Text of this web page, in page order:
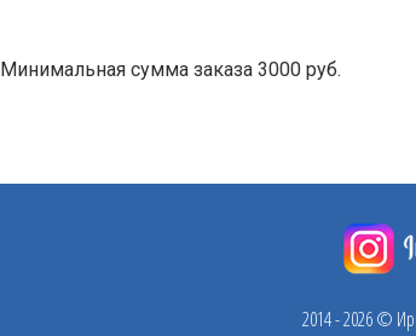
Минимальная сумма заказа 3000 руб.
2014 - 2026 ©